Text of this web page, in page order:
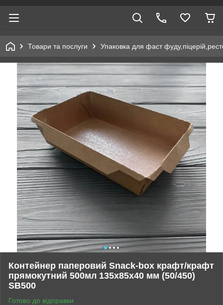
Товари та послуги Упаковка для фаст
Контейнер паперовий Snack-box крафт/крафт
прямокутний 500мл 135х85х40 мм (50/450)
SB500
Готово до відправки